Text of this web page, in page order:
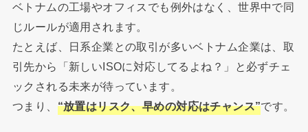
ベトナムの工場やオフィスでも例外はなく、世界中で同
じルールが適用されます。
たとえば、日系企業との取引が多いベトナム企業は、取
引先から「新しいISOに対応してるよね？」と必ずチェ
ックされる未来が待っています。
つまり、 “放置はリスク、早めの対応はチャンス”です。